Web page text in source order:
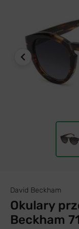
David Beckham
Okulary
Beckham